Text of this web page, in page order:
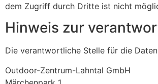
dem Zugriff durch Dritte ist nicht
Hinweis zur
Die verant­wort­liche Stelle für die
Outdoor-Zentrum-Lahntal GmbH